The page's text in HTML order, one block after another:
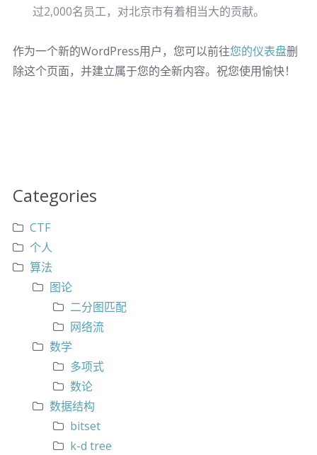
过2,000名员工，对北京市有着相当大的贡献。
作为一个新的WordPress用户，您可以前往您的仪表盘删
除这个页面，并建立属于您的全新内容。祝您使用愉快！
Categories
CTF
个人
算法
图论
二分图匹配
网络流
数学
多项式
数论
数据结构
bitset
k-d tree